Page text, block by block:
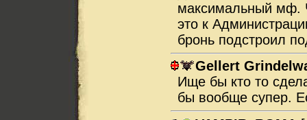
максимальный мф.
это к
бронь подстроил
Gellert
Ище бы кто то
бы вообще супер.